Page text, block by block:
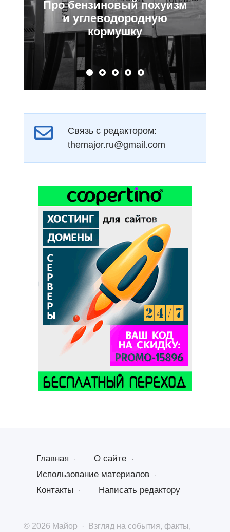
Про Центробанк,
Набиулину и ключевую
ставку
Связь с редактором:
themajor.ru@gmail.com
Главная
О сайте
Использование материалов
Контакты
Написать редактору
© 2026 Майор · Взгляд на события, факты,